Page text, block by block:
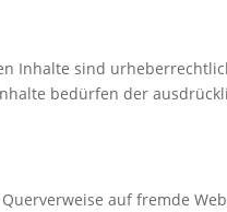
Inhalte sind
bedürfen der
auf fremde